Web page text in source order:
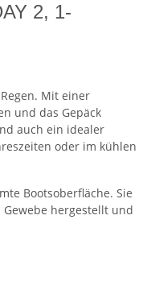
2, 1-
Mit einer
und das Gepäck
auch ein idealer
oder im kühlen
Bootsoberfläche. Sie
hergestellt und